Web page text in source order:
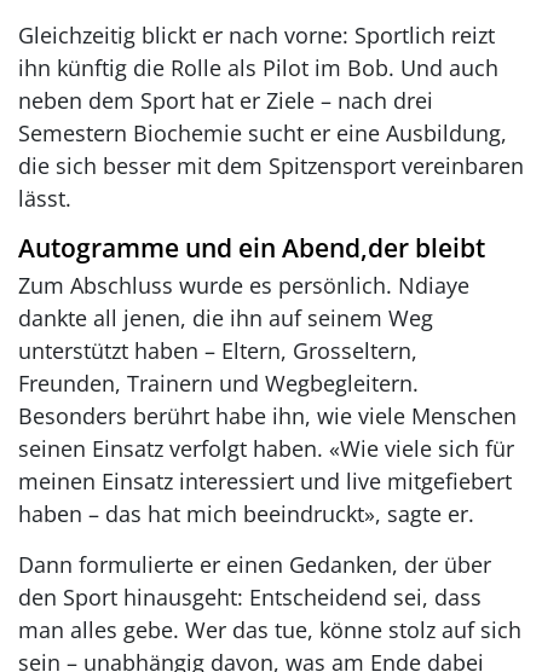
Gleichzeitig blickt er nach vorne: Sportlich reizt
ihn künftig die Rolle als Pilot im Bob. Und auch
neben dem Sport hat er Ziele – nach drei
Semestern Biochemie sucht er eine Ausbildung,
die sich besser mit dem Spitzensport vereinbaren
lässt.
Autogramme und ein Abend,der bleibt
Zum Abschluss wurde es persönlich. Ndiaye
dankte all jenen, die ihn auf seinem Weg
unterstützt haben – Eltern, Grosseltern,
Freunden, Trainern und Wegbegleitern.
Besonders berührt habe ihn, wie viele Menschen
seinen Einsatz verfolgt haben. «Wie viele sich für
meinen Einsatz interessiert und live mitgefiebert
haben – das hat mich beeindruckt», sagte er.
Dann formulierte er einen Gedanken, der über
den Sport hinausgeht: Entscheidend sei, dass
man alles gebe. Wer das tue, könne stolz auf sich
sein – unabhängig davon, was am Ende dabei